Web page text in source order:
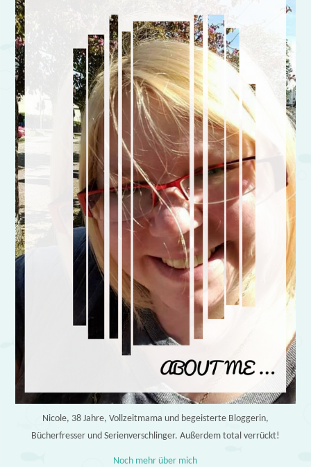
Nicole, 38 Jahre, Vollzeitmama und begeisterte Bloggerin,
Bücherfresser und Serienverschlinger. Außerdem total verrückt!
Noch mehr über mich